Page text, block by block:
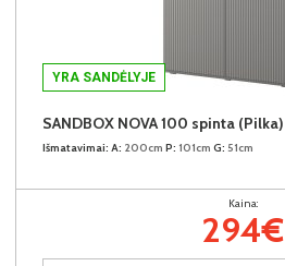
YRA SANDĖLYJE
SANDBOX NOVA 100 spinta (Pilka)
Išmatavimai: A: 200cm P: 101cm G: 51cm
Kaina:
294€